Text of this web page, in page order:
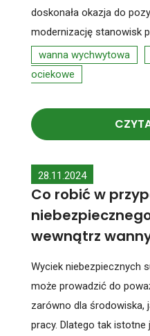
doskonała okazja do
modernizację stanowisk
wanna wychwytowa
ociekowe
28.11.2024
Co robić w
wewnątrz
Wyciek niebezpiecznych
może prowadzić do
zarówno dla środowiska,
pracy. Dlatego tak istotne